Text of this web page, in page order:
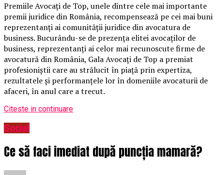
Premiile Avocați de Top, unele dintre cele mai importante
premii juridice din România, recompensează pe cei mai buni
reprezentanți ai comunității juridice din avocatura de
business. Bucurându-se de prezența elitei avocaților de
business, reprezentanți ai celor mai recunoscute firme de
avocatură din România, Gala Avocați de Top a premiat
profesioniștii care au strălucit în piață prin expertiza,
rezultatele și performanțele lor în domeniile avocaturii de
afaceri, în anul care a trecut.
Citeste in continuare
Social
Ce să faci imediat după puncția mamară?